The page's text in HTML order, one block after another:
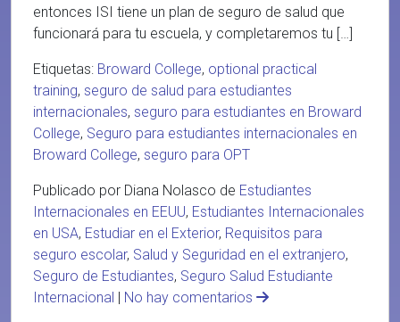
entonces ISI tiene un plan de seguro de salud que
funcionará para tu escuela, y completaremos tu […]
Etiquetas: Broward College, optional practical
training, seguro de salud para estudiantes
internacionales, seguro para estudiantes en Broward
College, Seguro para estudiantes internacionales en
Broward College, seguro para OPT
Publicado por Diana Nolasco de Estudiantes
Internacionales en EEUU, Estudiantes Internacionales
en USA, Estudiar en el Exterior, Requisitos para
seguro escolar, Salud y Seguridad en el extranjero,
Seguro de Estudiantes, Seguro Salud Estudiante
Internacional | No hay comentarios